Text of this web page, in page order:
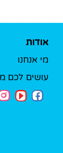
אודות
מי אנחנו
עושים לכם